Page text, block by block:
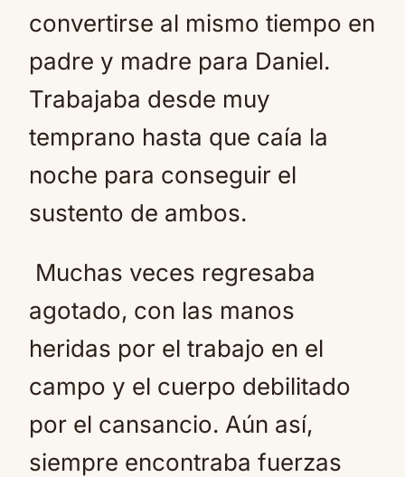
convertirse al mismo tiempo en
padre y madre para Daniel.
Trabajaba desde muy
temprano hasta que caía la
noche para conseguir el
sustento de ambos.
Muchas veces regresaba
agotado, con las manos
heridas por el trabajo en el
campo y el cuerpo debilitado
por el cansancio. Aún así,
siempre encontraba fuerzas